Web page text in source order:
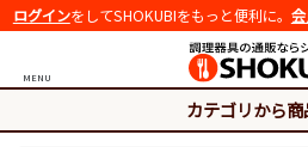
ログインをしてSHOKUBIをもっと便利に。
MENU
カテゴリから